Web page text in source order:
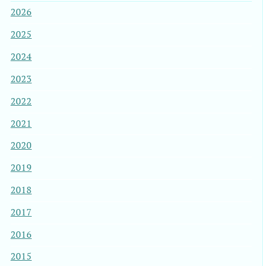
2026
2025
2024
2023
2022
2021
2020
2019
2018
2017
2016
2015